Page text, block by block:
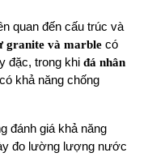
quan đến cấu trúc và
granite và marble có
đặc, trong khiđá nhân
khả năng chống
đánh giá khả năng
đo lường lượng nước